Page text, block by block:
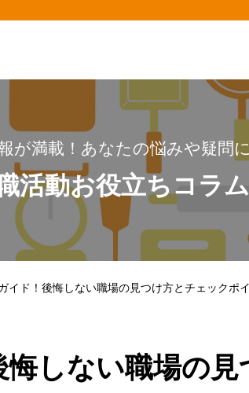
が満載！あなたの悩みや疑問
活動お役立ちコラム
イド！後悔しない職場の見つけ方とチェックポ
しない職場の